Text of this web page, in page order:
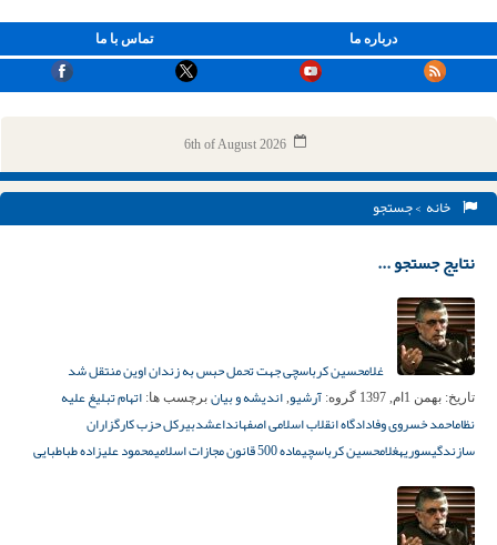
تماس با ما درباره ما
6th of August 2026
خانه > جستجو
نتایج جستجو ...
غلامحسین کرباسچی جهت تحمل حبس به زندان اوین منتقل شد
تاریخ: بهمن 1ام, 1397 گروه: آرشیو, اندیشه و بیان برچسب ها: اتهام تبلیغ علیه
نظاماحمد خسروی وفادادگاه انقلاب اسلامی اصفهانداعشدبیرکل حزب کارگزاران
سازندگیسوریهغلامحسین کرباسچیماده 500 قانون مجازات اسلامی محمود علیزاده ‌طباطبایی